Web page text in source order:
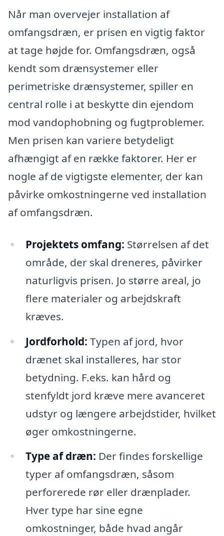
Når man overvejer installation af
omfangsdræn, er prisen en vigtig faktor
at tage højde for. Omfangsdræn, også
kendt som drænsystemer eller
perimetriske drænsystemer, spiller en
central rolle i at beskytte din ejendom
mod vandophobning og fugtproblemer.
Men prisen kan variere betydeligt
afhængigt af en række faktorer. Her er
nogle af de vigtigste elementer, der kan
påvirke omkostningerne ved installation
af omfangsdræn.
Projektets omfang: Størrelsen af det
område, der skal dreneres, påvirker
naturligvis prisen. Jo større areal, jo
flere materialer og arbejdskraft
kræves.
Jordforhold: Typen af jord, hvor
drænet skal installeres, har stor
betydning. F.eks. kan hård og
stenfyldt jord kræve mere avanceret
udstyr og længere arbejdstider, hvilket
øger omkostningerne.
Type af dræn: Der findes forskellige
typer af omfangsdræn, såsom
perforerede rør eller drænplader.
Hver type har sine egne
omkostninger, både hvad angår